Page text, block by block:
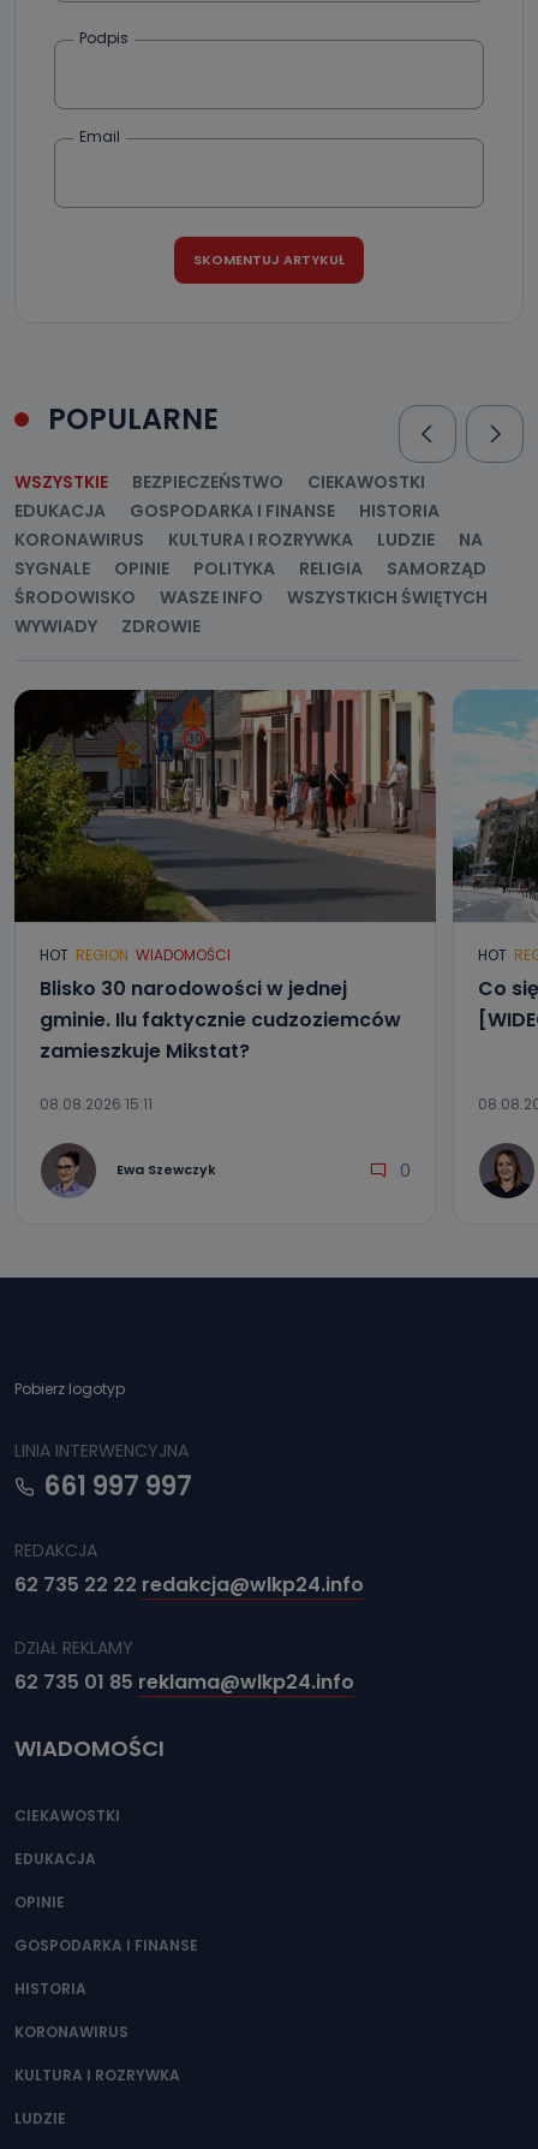
danych osobowych?
Można to zrobić pod numerem telefonu 62 735-51-05 lub
e-mailowo pod adresem: poczta@tvproart.pl
Podpis
Email
POPULARNE
WSZYSTKIE BEZPIECZEŃSTWO
CIEKAWOSTKI
EDUKACJA
GOSPODARKA I FINANSE
HISTORIA
KORONAWIRUS
KULTURA I ROZRYWKA LUDZIE
NA
SYGNALE
OPINIE POLITYKA RELIGIA
SAMORZĄD
ŚRODOWISKO
WASZE INFO
WSZYSTKICH ŚWIĘTYCH
WYWIADY
ZDROWIE
HOT REGION WIADOMOŚCI
Blisko 30 narodowości w jednej
gminie. Ilu faktycznie cudzoziemców
zamieszkuje Mikstat?
08.08.2026 15:11
Ewa Szewczyk 0
HOT
Co
Pobierz logotyp
LINIA INTERWENCYJNA
661 997 997
REDAKCJA
62 735 22 22 redakcja@wlkp24.info
DZIAŁ REKLAMY
62 735 01 85 reklama@wlkp24.info
WIADOMOŚCI
CIEKAWOSTKI
EDUKACJA
OPINIE
GOSPODARKA I FINANSE
HISTORIA
KORONAWIRUS
KULTURA I ROZRYWKA
LUDZIE